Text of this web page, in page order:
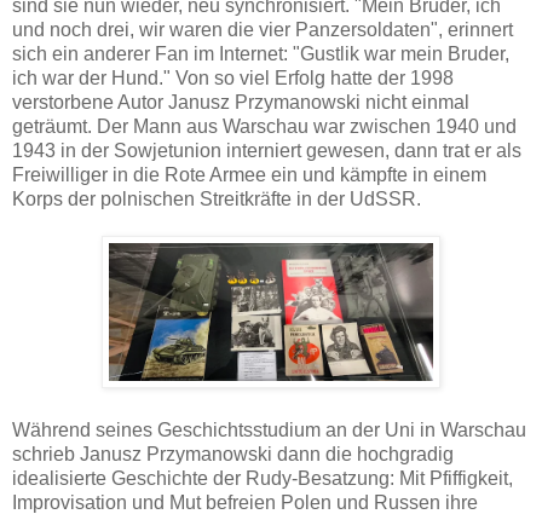
sind sie nun wieder, neu synchronisiert. "Mein Bruder, ich
und noch drei, wir waren die vier Panzersoldaten", erinnert
sich ein anderer Fan im Internet: "Gustlik war mein Bruder,
ich war der Hund." Von so viel Erfolg hatte der 1998
verstorbene Autor Janusz Przymanowski nicht einmal
geträumt. Der Mann aus Warschau war zwischen 1940 und
1943 in der Sowjetunion interniert gewesen, dann trat er als
Freiwilliger in die Rote Armee ein und kämpfte in einem
Korps der polnischen Streitkräfte in der UdSSR.
Während seines Geschichtsstudium an der Uni in Warschau
schrieb Janusz Przymanowski dann die hochgradig
idealisierte Geschichte der Rudy-Besatzung: Mit Pfiffigkeit,
Improvisation und Mut befreien Polen und Russen ihre